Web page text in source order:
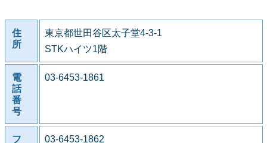
住
所
東京都世田谷区太子堂4-3-1
STKハイツ1階
電
話
番
号
03-6453-1861
フ 03-6453-1862